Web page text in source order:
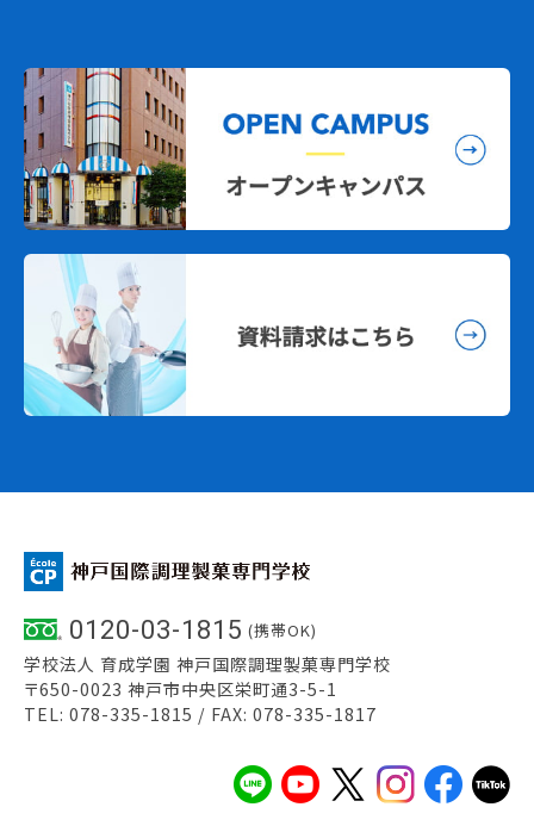
0120-03-1815 (携帯OK)
学校法人 育成学園 神戸国際調理製菓専門学校
〒650-0023 神戸市中央区栄町通3-5-1
TEL: 078-335-1815 / FAX: 078-335-1817